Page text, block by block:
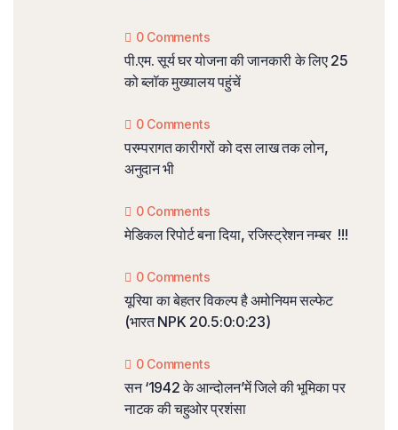
0 Comments
पी.एम. सूर्य घर योजना की जानकारी के लिए 25
को ब्लॉक मुख्यालय पहुंचें
0 Comments
परम्परागत कारीगरों को दस लाख तक लोन,
अनुदान भी
0 Comments
मेडिकल रिपोर्ट बना दिया, रजिस्ट्रेशन नम्बर !!!
0 Comments
यूरिया का बेहतर विकल्प है अमोनियम सल्फेट
(भारत NPK 20.5:0:0:23)
0 Comments
सन ‘1942 के आन्दोलन’में जिले की भूमिका पर
नाटक की चहुओर प्रशंसा